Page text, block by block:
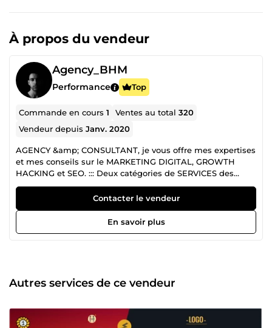
À propos du vendeur
Agency_BHM
Performance Top
Commande en cours1 Ventes au total320
Vendeur depuisJanv. 2020
AGENCY &amp; CONSULTANT, je vous offre mes expertises
et mes conseils sur le MARKETING DIGITAL, GROWTH
HACKING et SEO. ::: Deux catégories de SERVICES des
FORMATIONS &amp; PRESTATION DE SERVICES en
entreprise, site ou compte de réseaux social, je suis là pour
votre BRANDING essentiel en 2026. FORMATIONS : Je vous
mental de GAGNANT et PASSER A L'ACTION... ✔️ AGENCY
&amp; CONSULTANT BHM
Contacter le vendeur
En savoir plus
Autres services de ce vendeur